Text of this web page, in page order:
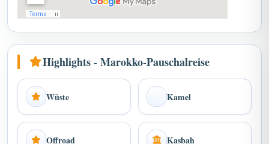
Highlights - Marokko-Pauschalreise
Wüste Kamel
Offroad Kasbah